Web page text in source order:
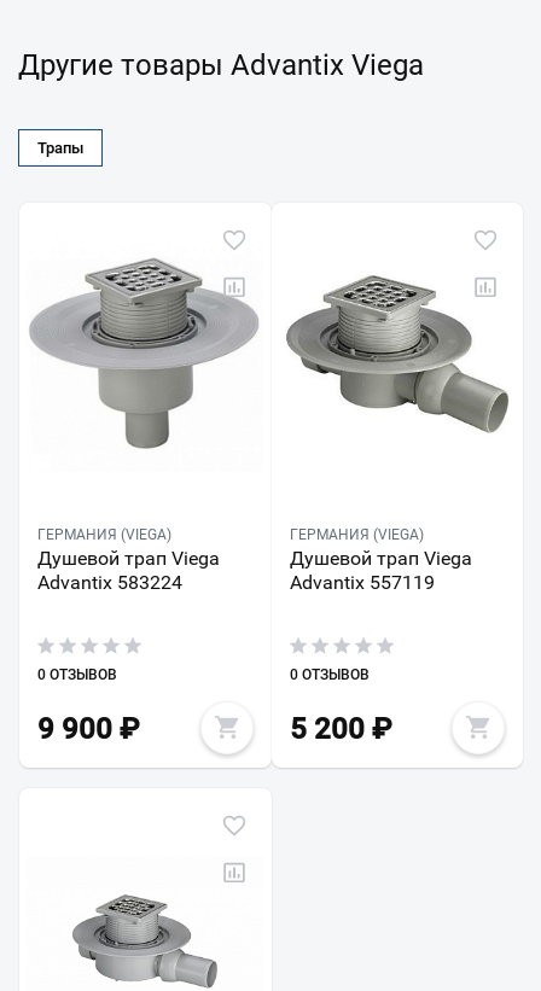
Другие товары Advantix Viega
Трапы
ГЕРМАНИЯ (VIEGA)
Душевой трап Viega
Advantix 583224
0 ОТЗЫВОВ
9 900 ₽
ГЕРМАНИЯ (VIEGA)
Душевой трап Viega
Advantix 557119
0 ОТЗЫВОВ
5 200₽